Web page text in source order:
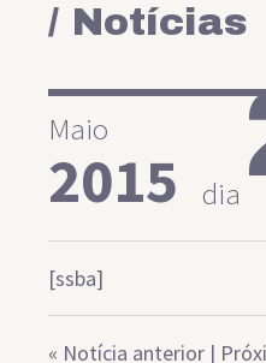
/ Notícias
Maio
2015 dia
[ssba]
« Notícia anterior |